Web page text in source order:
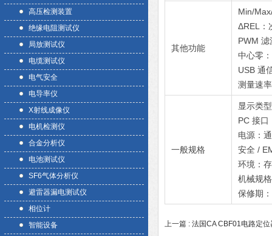
高压检测装置
绝缘电阻测试仪
局放测试仪
电缆测试仪
电气安全
电导率仪
X射线成像仪
电机检测仪
合金分析仪
电池测试仪
SF6气体分析仪
避雷器漏电测试仪
相位计
智能设备
其他功能
Min/
ΔREL：
PWM
中心零
USB 通
测量速
一般规格
显示类
PC 接口
电源：
安全 /
环境：
机械规
保修期
上一篇 : 法国CA CBF01电路定位